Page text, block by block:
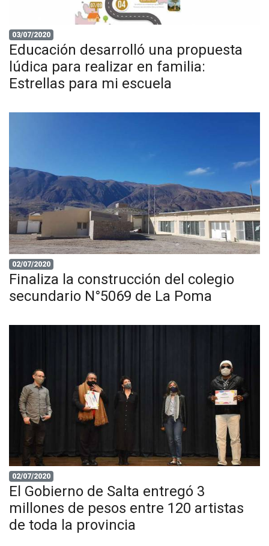
03/07/2020
Educación desarrolló una propuesta
lúdica para realizar en familia:
Estrellas para mi escuela
02/07/2020
Finaliza la construcción del colegio
secundario N°5069 de La Poma
02/07/2020
El Gobierno de Salta entregó 3
millones de pesos entre 120 artistas
de toda la provincia